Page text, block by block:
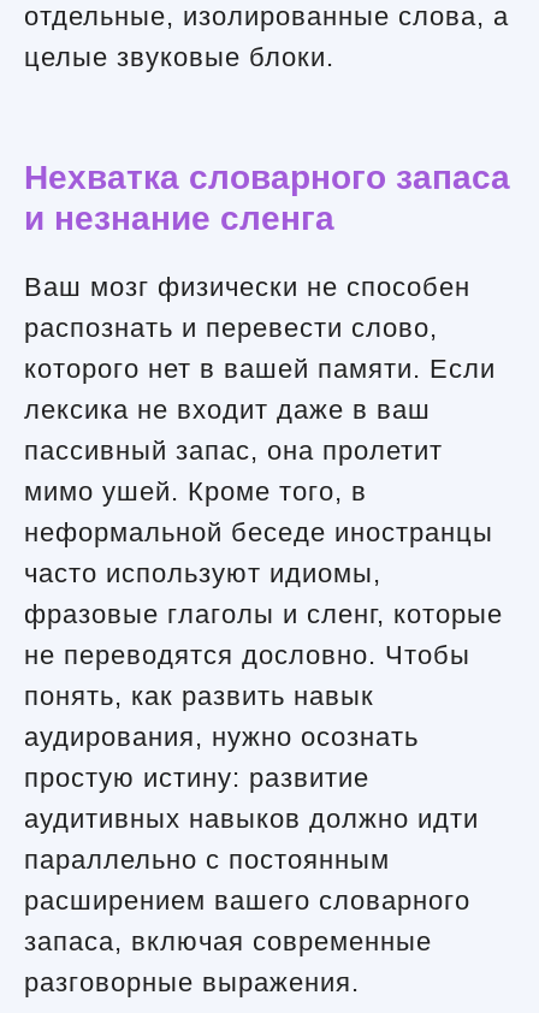
отдельные, изолированные слова, а
целые звуковые блоки.
Нехватка словарного запаса
и незнание сленга
Ваш мозг физически не способен
распознать и перевести слово,
которого нет в вашей памяти. Если
лексика не входит даже в ваш
пассивный запас, она пролетит
мимо ушей. Кроме того, в
неформальной беседе иностранцы
часто используют идиомы,
фразовые глаголы и сленг, которые
не переводятся дословно. Чтобы
понять, как развить навык
аудирования, нужно осознать
простую истину: развитие
аудитивных навыков должно идти
параллельно с постоянным
расширением вашего словарного
запаса, включая современные
разговорные выражения.